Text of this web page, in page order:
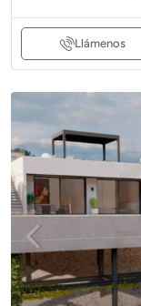
Llámenos